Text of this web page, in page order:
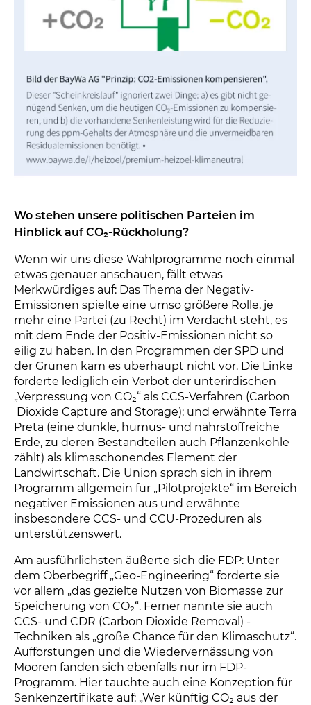
Wo stehen unsere politischen Parteien im
Hinblick auf CO₂-Rückholung?
Wenn wir uns diese Wahlprogramme noch einmal
etwas genauer anschauen, fällt etwas
Merkwürdiges auf: Das Thema der Negativ-
Emissionen spielte eine umso größere Rolle, je
mehr eine Partei (zu Recht) im Verdacht steht, es
mit dem Ende der Positiv-Emissionen nicht so
eilig zu haben. In den Programmen der SPD und
der Grünen kam es überhaupt nicht vor. Die Linke
forderte lediglich ein Verbot der unterirdischen
„Verpressung von CO₂“ als CCS-Verfahren (Carbon
Dioxide Capture and Storage); und erwähnte Terra
Preta (eine dunkle, humus- und nährstoffreiche
Erde, zu deren Bestandteilen auch Pflanzenkohle
zählt) als klimaschonendes Element der
Landwirtschaft. Die Union sprach sich in ihrem
Programm allgemein für „Pilotprojekte“ im Bereich
negativer Emissionen aus und erwähnte
insbesondere CCS- und CCU-Prozeduren als
unterstützenswert.
Am ausführlichsten äußerte sich die FDP: Unter
dem Oberbegriff „Geo-Engineering“ forderte sie
vor allem „das gezielte Nutzen von Biomasse zur
Speicherung von CO₂“. Ferner nannte sie auch
CCS- und CDR (Carbon Dioxide Removal) -
Techniken als „große Chance für den Klimaschutz“.
Aufforstungen und die Wiedervernässung von
Mooren fanden sich ebenfalls nur im FDP-
Programm. Hier tauchte auch eine Konzeption für
Senkenzertifikate auf: „Wer künftig CO₂ aus der